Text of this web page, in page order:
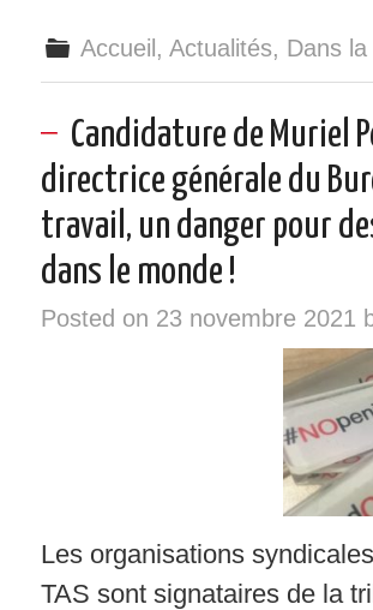
Accueil ,Actualités, Dans
Candidature de Muriel
directrice générale du
travail, un danger pour
dans le monde !
Posted on 23 novembre 2021
Les organisations
TAS sont signataires de la